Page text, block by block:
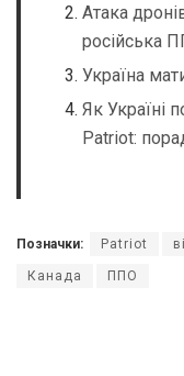
Атака
російська
Україна
Як Україні
Patriot:
Позначки: Patriot
Канада ППО